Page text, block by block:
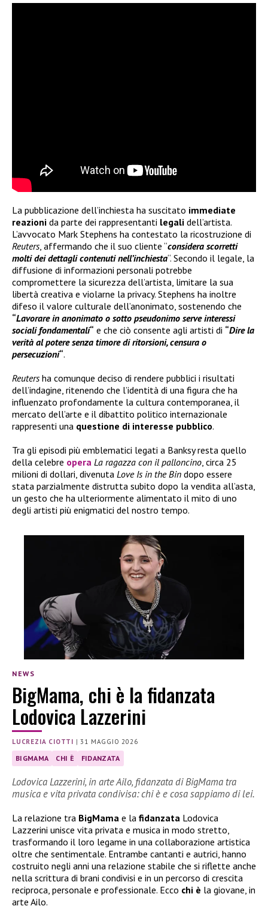
La pubblicazione dell’inchiesta ha suscitato immediate
reazioni da parte dei rappresentanti legali dell’artista.
L’avvocato Mark Stephens ha contestato la ricostruzione di
Reuters, affermando che il suo cliente “considera scorretti
molti dei dettagli contenuti nell’inchiesta“. Secondo il legale, la
diffusione di informazioni personali potrebbe
compromettere la sicurezza dell’artista, limitare la sua
libertà creativa e violarne la privacy. Stephens ha inoltre
difeso il valore culturale dell’anonimato, sostenendo che
“Lavorare in anonimato o sotto pseudonimo serve interessi
sociali fondamentali“ e che ciò consente agli artisti di “Dire la
verità al potere senza timore di ritorsioni, censura o
persecuzioni“.
Reutersha comunque deciso di rendere pubblici i risultati
dell’indagine, ritenendo che l’identità di una figura che ha
influenzato profondamente la cultura contemporanea, il
mercato dell’arte e il dibattito politico internazionale
rappresenti una questione di interesse pubblico.
Tra gli episodi più emblematici legati a Banksy resta quello
della celebre opera La ragazza con il palloncino, circa 25
milioni di dollari, divenuta Love Is in the Bin dopo essere
stata parzialmente distrutta subito dopo la vendita all’asta,
un gesto che ha ulteriormente alimentato il mito di uno
degli artisti più enigmatici del nostro tempo.
NEWS
BigMama, chi è la fidanzata
Lodovica Lazzerini
LUCREZIA CIOTTI |31 MAGGIO 2026
BIGMAMA CHI È FIDANZATA
Lodovica Lazzerini, in arte Ailo, fidanzata di BigMama tra
musica e vita privata condivisa: chi è e cosa sappiamo di lei.
La relazione tra BigMama e la fidanzata Lodovica
Lazzerini unisce vita privata e musica in modo stretto,
trasformando il loro legame in una collaborazione artistica
oltre che sentimentale. Entrambe cantanti e autrici, hanno
costruito negli anni una relazione stabile che si riflette anche
nella scrittura di brani condivisi e in un percorso di crescita
reciproca, personale e professionale. Ecco chi è la giovane, in
arte Ailo.